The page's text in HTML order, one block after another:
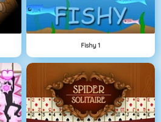
Fishy 1